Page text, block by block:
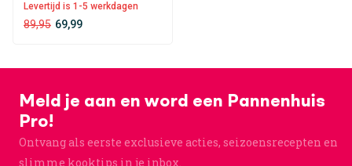
Levertijd is 1-5 werkdagen
89,95 69,99
Meld je aan en word een Pannenhuis
Pro!
Ontvang als eerste exclusieve acties, seizoensrecepten en
slimme kooktips in je inbox.